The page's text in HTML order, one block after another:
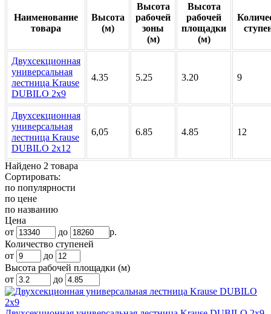
Наименование
товара
Высота
(м)
Высота
рабочей
зоны
(м)
Высота
рабочей
площадки
(м)
Двухсекционная
универсальная
лестница Krause
DUBILO 2х9
4.35 5.25 3.20 9
Двухсекционная
универсальная
лестница Krause
DUBILO 2х12
6,05 6.85 4.85 12
Найдено 2 товара
Сортировать:
по популярности
по цене
по названию
Цена
от
до
р.
Количество ступеней
от
до
Высота рабочей площадки (м)
от
до